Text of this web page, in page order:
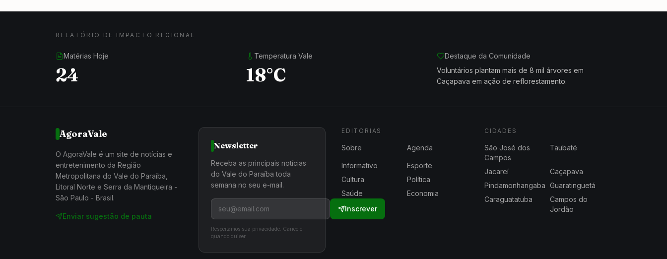
RELATÓRIO DE IMPACTO REGIONAL
Matérias Hoje
24
Temperatura Vale
18°C
Destaque da Comunidade
Voluntários plantam mais de 8 mil árvores em
Caçapava em ação de reflorestamento.
AgoraVale
O AgoraVale é um site de notícias e
entretenimento da Região
Metropolitana do Vale do Paraíba,
Litoral Norte e Serra da Mantiqueira -
São Paulo - Brasil.
Enviar sugestão de pauta
Newsletter
Receba as principais notícias
do Vale do Paraíba toda
semana no seu e-mail.
Inscrever
Respeitamos sua privacidade. Cancele
quando quiser.
EDITORIAS
Sobre Agenda
Informativo
Esporte
Cultura
Política
Saúde
Economia
CIDADES
São José dos
Campos
Taubaté
Jacareí
Caçapava
Pindamonhangaba Guaratinguetá
Caraguatatuba
Campos do
Jordão